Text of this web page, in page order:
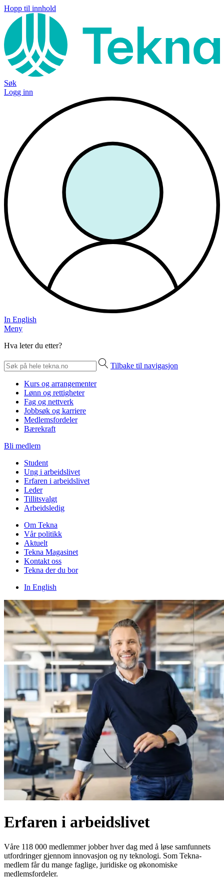
Hopp til innhold
Søk
Logg inn
In English
Meny
Hva leter du etter?
Tilbake til navigasjon
Kurs og arrangementer
Lønn og rettigheter
Fag og nettverk
Jobbsøk og karriere
Medlemsfordeler
Bærekraft
Bli medlem
Student
Ung i arbeidslivet
Erfaren i arbeidslivet
Leder
Tillitsvalgt
Arbeidsledig
Om Tekna
Vår politikk
Aktuelt
Tekna Magasinet
Kontakt oss
Tekna der du bor
In English
Erfaren i arbeidslivet
Våre 118 000 medlemmer jobber hver dag med å løse samfunnets
utfordringer gjennom innovasjon og ny teknologi. Som Tekna-
medlem får du mange faglige, juridiske og økonomiske
medlemsfordeler.